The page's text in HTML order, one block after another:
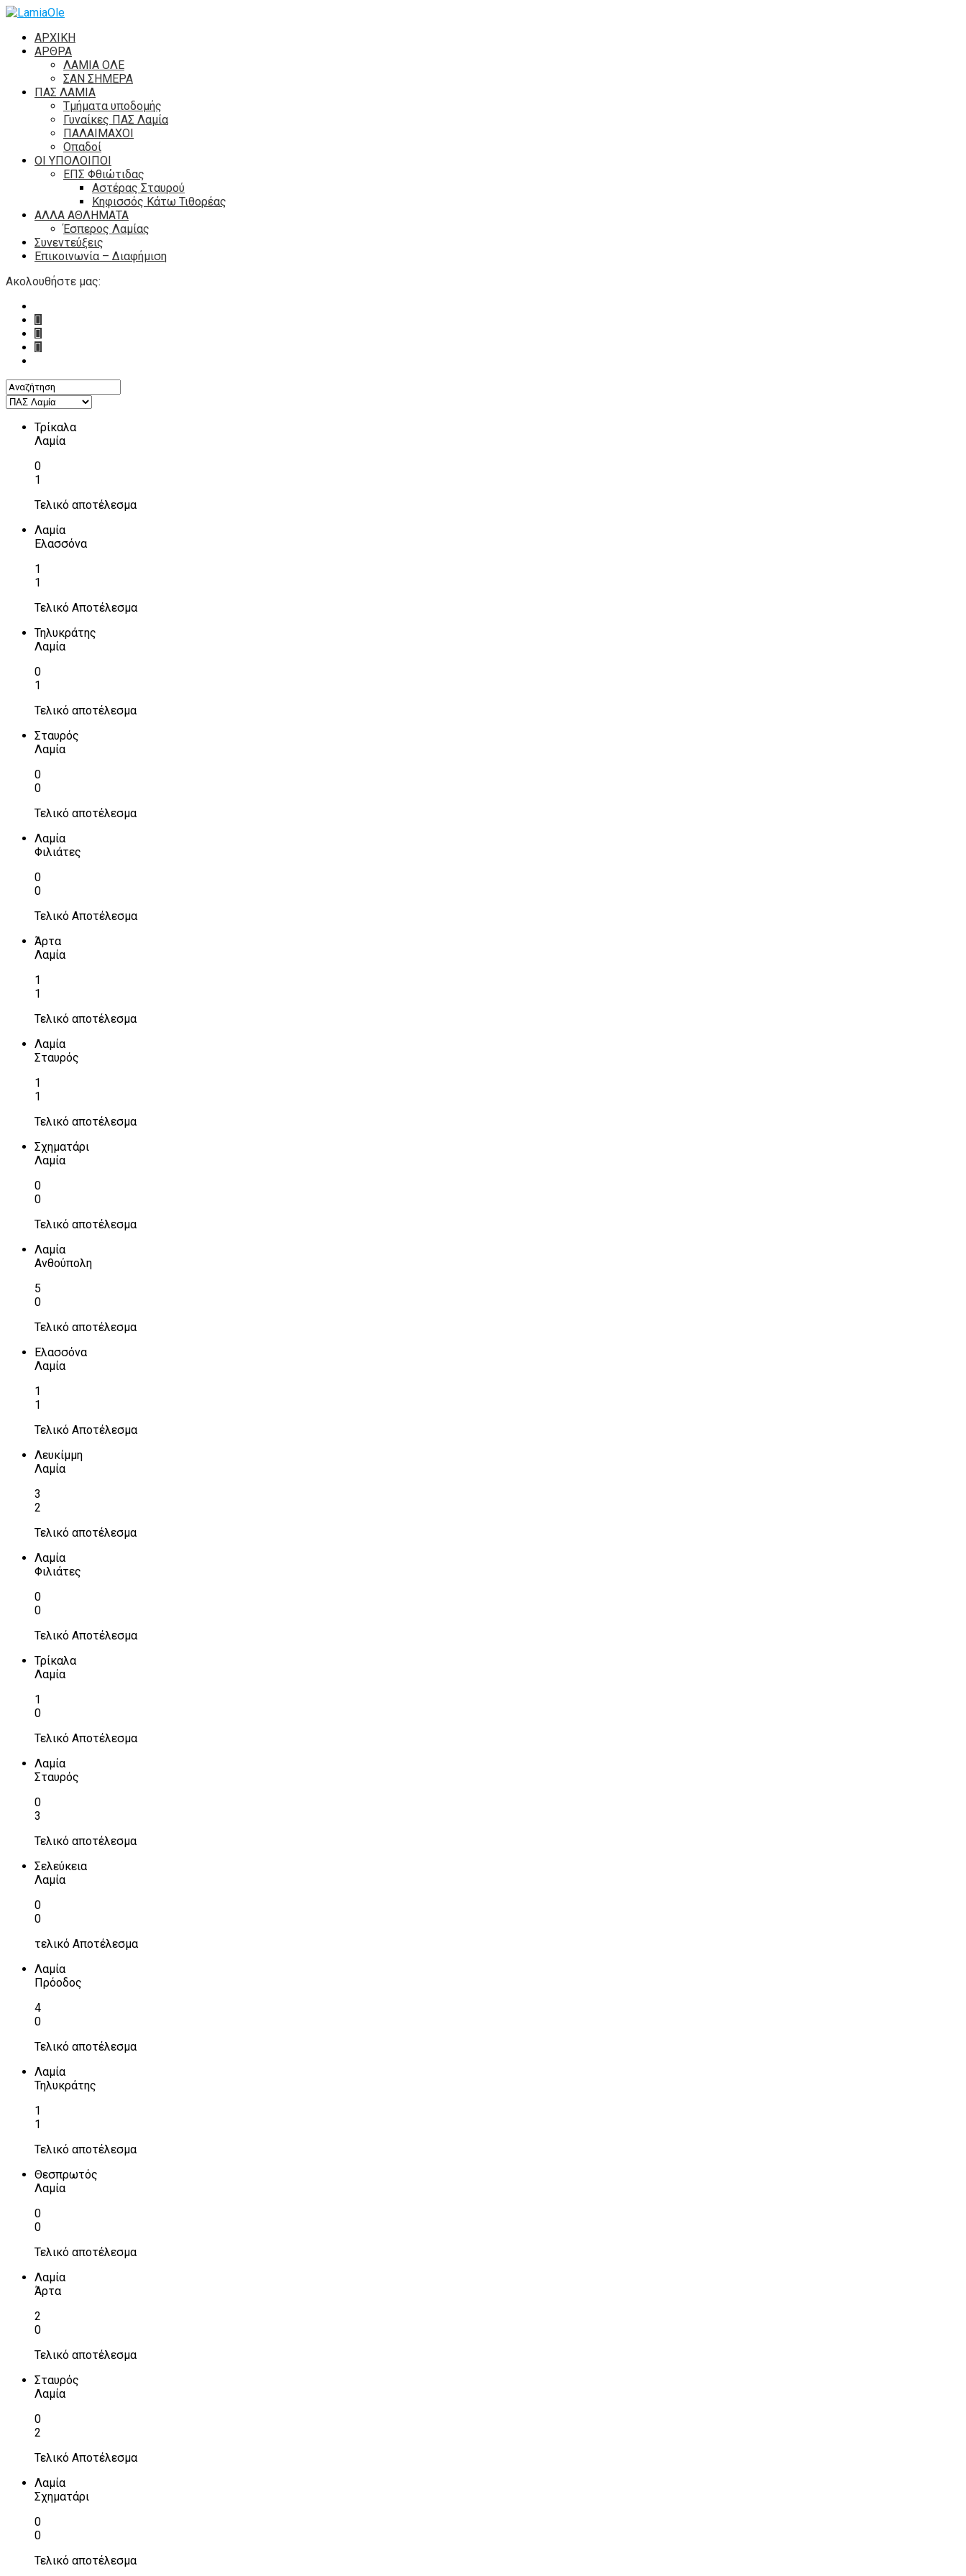
ΑΡΧΙΚΗ
ΑΡΘΡΑ
ΛΑΜΙΑ ΟΛΕ
ΣΑΝ ΣΗΜΕΡΑ
ΠΑΣ ΛΑΜΙΑ
Τμήματα υποδομής
Γυναίκες ΠΑΣ Λαμία
ΠΑΛΑΙΜΑΧΟΙ
Οπαδοί
ΟΙ ΥΠΟΛΟΙΠΟΙ
ΕΠΣ Φθιώτιδας
Αστέρας Σταυρού
Κηφισσός Κάτω Τιθορέας
ΑΛΛΑ ΑΘΛΗΜΑΤΑ
Έσπερος Λαμίας
Συνεντεύξεις
Επικοινωνία – Διαφήμιση
Ακολουθήστε μας:
Τρίκαλα
Λαμία
0
1
Τελικό αποτέλεσμα
Λαμία
Ελασσόνα
1
1
Τελικό Αποτέλεσμα
Τηλυκράτης
Λαμία
0
1
Τελικό αποτέλεσμα
Σταυρός
Λαμία
0
0
Τελικό αποτέλεσμα
Λαμία
Φιλιάτες
0
0
Τελικό Αποτέλεσμα
Άρτα
Λαμία
1
1
Τελικό αποτέλεσμα
Λαμία
Σταυρός
1
1
Τελικό αποτέλεσμα
Σχηματάρι
Λαμία
0
0
Τελικό αποτέλεσμα
Λαμία
Ανθούπολη
5
0
Τελικό αποτέλεσμα
Ελασσόνα
Λαμία
1
1
Τελικό Αποτέλεσμα
Λευκίμμη
Λαμία
3
2
Τελικό αποτέλεσμα
Λαμία
Φιλιάτες
0
0
Τελικό Αποτέλεσμα
Τρίκαλα
Λαμία
1
0
Τελικό Αποτέλεσμα
Λαμία
Σταυρός
0
3
Τελικό αποτέλεσμα
Σελεύκεια
Λαμία
0
0
τελικό Αποτέλεσμα
Λαμία
Πρόοδος
4
0
Τελικό αποτέλεσμα
Λαμία
Τηλυκράτης
1
1
Τελικό αποτέλεσμα
Θεσπρωτός
Λαμία
0
0
Τελικό αποτέλεσμα
Λαμία
Άρτα
2
0
Τελικό αποτέλεσμα
Σταυρός
Λαμία
0
2
Τελικό Αποτέλεσμα
Λαμία
Σχηματάρι
0
0
Τελικό αποτέλεσμα